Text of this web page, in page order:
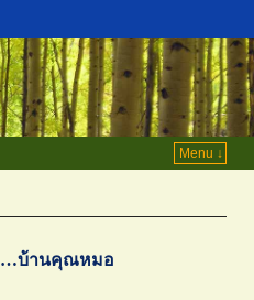
Menu ↓
…บ้านคุณหมอ